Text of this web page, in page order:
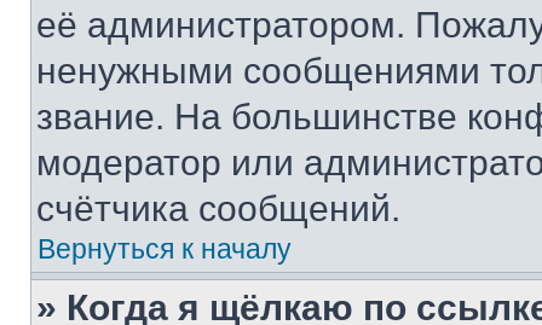
её администратором.
ненужными сообщениями
звание. На большинстве
модератор или
счётчика сообщений.
Вернуться к началу
» Когда я щёлкаю по